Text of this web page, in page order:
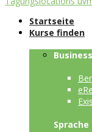
Startseite
Kurse finden
Business
Sprache